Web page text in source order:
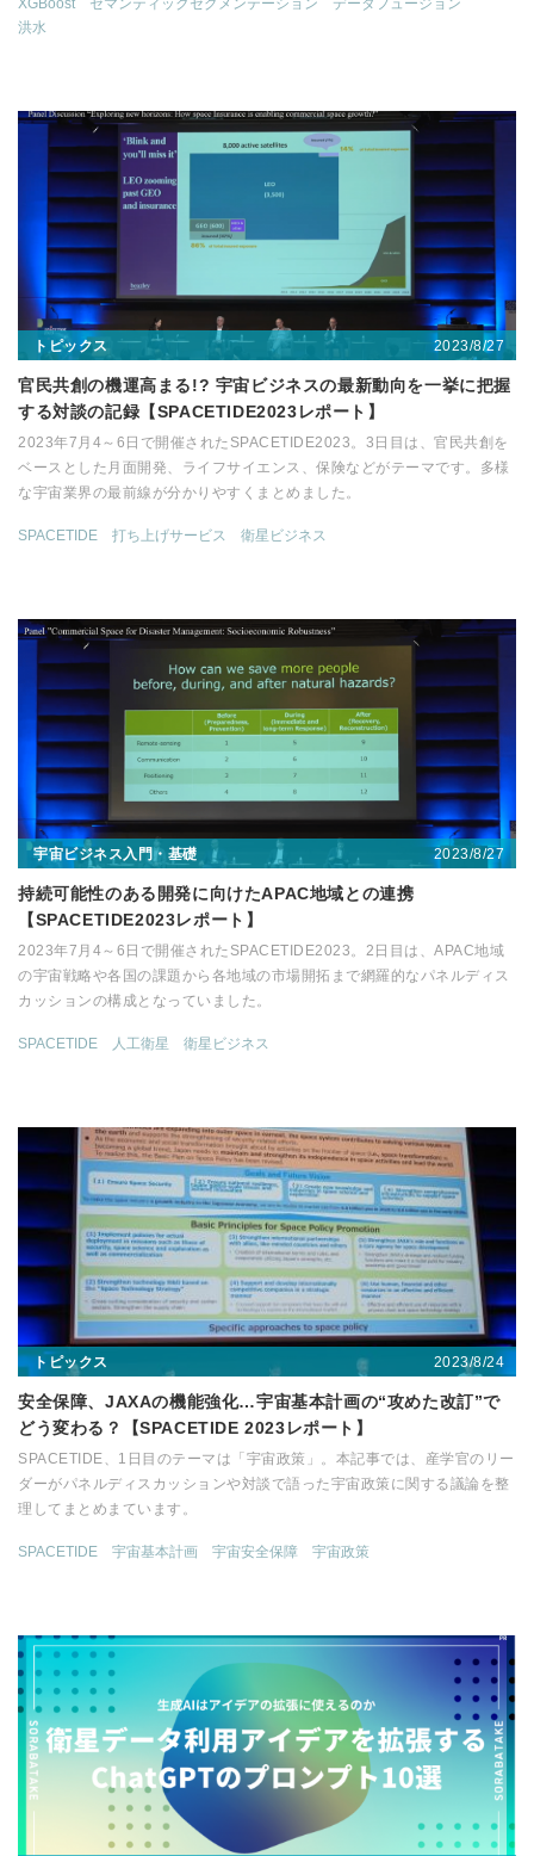
XGBoost セマンティックセグメンテーション
データフュージョン
洪水
トピックス 2023/8/27
官民共創の機運高まる!? 宇宙ビジネスの最新動向を一挙に把握
する対談の記録【SPACETIDE2023レポート】
2023年7月4～6日で開催されたSPACETIDE2023。3日目は、官民共創を
ベースとした月面開発、ライフサイエンス、保険などがテーマです。多様
な宇宙業界の最前線が分かりやすくまとめました。
SPACETIDE 打ち上げサービス 衛星ビジネス
宇宙ビジネス入門・基礎 2023/8/27
持続可能性のある開発に向けたAPAC地域との連携
【SPACETIDE2023レポート】
2023年7月4～6日で開催されたSPACETIDE2023。2日目は、APAC地域
の宇宙戦略や各国の課題から各地域の市場開拓まで網羅的なパネルディス
カッションの構成となっていました。
SPACETIDE 人工衛星 衛星ビジネス
トピックス 2023/8/24
安全保障、JAXAの機能強化…宇宙基本計画の“攻めた改訂”で
どう変わる？【SPACETIDE 2023レポート】
SPACETIDE、1日目のテーマは「宇宙政策」。本記事では、産学官のリー
ダーがパネルディスカッションや対談で語った宇宙政策に関する議論を整
理してまとめまています。
SPACETIDE 宇宙基本計画 宇宙安全保障 宇宙政策